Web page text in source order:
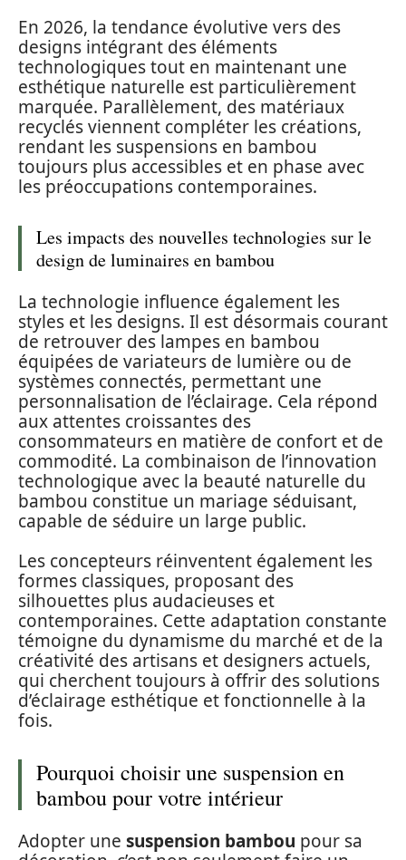
En 2026, la tendance évolutive vers des
designs intégrant des éléments
technologiques tout en maintenant une
esthétique naturelle est particulièrement
marquée. Parallèlement, des matériaux
recyclés viennent compléter les créations,
rendant les suspensions en bambou
toujours plus accessibles et en phase avec
les préoccupations contemporaines.
Les impacts des nouvelles technologies sur le
design de luminaires en bambou
La technologie influence également les
styles et les designs. Il est désormais courant
de retrouver des lampes en bambou
équipées de variateurs de lumière ou de
systèmes connectés, permettant une
personnalisation de l’éclairage. Cela répond
aux attentes croissantes des
consommateurs en matière de confort et de
commodité. La combinaison de l’innovation
technologique avec la beauté naturelle du
bambou constitue un mariage séduisant,
capable de séduire un large public.
Les concepteurs réinventent également les
formes classiques, proposant des
silhouettes plus audacieuses et
contemporaines. Cette adaptation constante
témoigne du dynamisme du marché et de la
créativité des artisans et designers actuels,
qui cherchent toujours à offrir des solutions
d’éclairage esthétique et fonctionnelle à la
fois.
Pourquoi choisir une suspension en
bambou pour votre intérieur
Adopter une suspension bambou pour sa